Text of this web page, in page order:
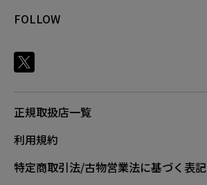
FOLLOW
正規取扱店一覧
利用規約
特定商取引法/古物営業法に基づく表記